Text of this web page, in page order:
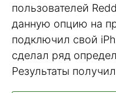
пользователей
данную опцию на
подключил свой
сделал ряд
Результаты